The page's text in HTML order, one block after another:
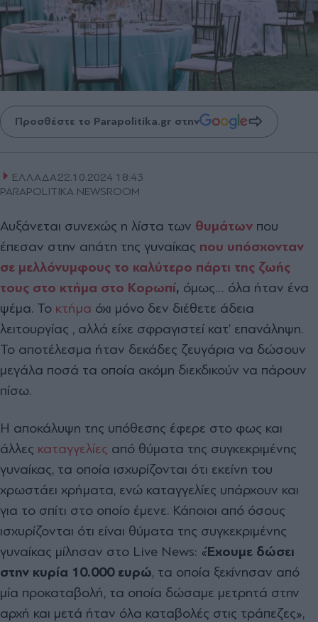
Προσθέστε το Parapolitika.gr στην
ΕΛΛΑΔΑ22.10.2024 18:43
PARAPOLITIKA NEWSROOM
Αυξάνεται συνεχώς η λίστα των θυμάτων που
έπεσαν στην απάτη της γυναίκας που υπόσχονταν
σε μελλόνυμφους το καλύτερο πάρτι της ζωής
τους στο κτήμα στο Κορωπί, όμως… όλα ήταν ένα
ψέμα. Το κτήμα όχι μόνο δεν διέθετε άδεια
λειτουργίας , αλλά είχε σφραγιστεί κατ’ επανάληψη.
Το αποτέλεσμα ήταν δεκάδες ζευγάρια να δώσουν
μεγάλα ποσά τα οποία ακόμη διεκδικούν να πάρουν
πίσω.
Η αποκάλυψη της υπόθεσης έφερε στο φως και
άλλες καταγγελίες από θύματα της συγκεκριμένης
γυναίκας, τα οποία ισχυρίζονται ότι εκείνη του
χρωστάει χρήματα, ενώ καταγγελίες υπάρχουν και
για το σπίτι στο οποίο έμενε. Κάποιοι από όσους
ισχυρίζονται ότι είναι θύματα της συγκεκριμένης
γυναίκας μίλησαν στο Live News: «Έχουμε δώσει
στην κυρία 10.000 ευρώ, τα οποία ξεκίνησαν από
μία προκαταβολή, τα οποία δώσαμε μετρητά στην
αρχή και μετά ήταν όλα καταβολές στις τράπεζες»,